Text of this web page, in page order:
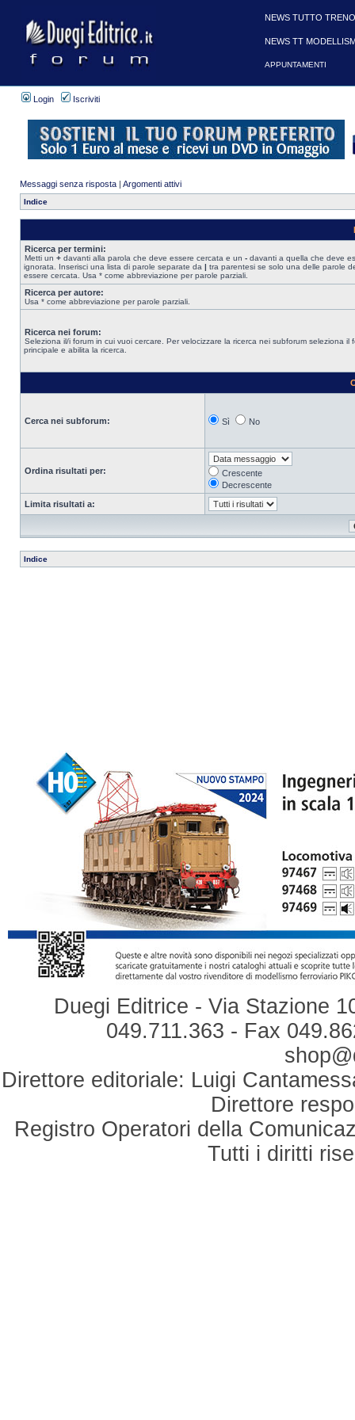
Login Iscriviti
Messaggi senza risposta | Argomenti attivi
Indice
Ricerca per termini:
Metti un + davanti alla parola che deve essere cercata e un - davanti a quella che deve
ignorata. Inserisci una lista di parole separate da | tra parentesi se solo una delle parole
essere cercata. Usa * come abbreviazione per parole parziali.
Ricerca per autore:
Usa * come abbreviazione per parole parziali.
Ricerca nei forum:
Seleziona il/i forum in cui vuoi cercare. Per velocizzare la ricerca nei subforum seleziona il
principale e abilita la ricerca.
Cerca nei subforum: Sì No
Ordina risultati per:
Crescente
Decrescente
Limita risultati a:
Indice
Duegi Editrice - Via Stazione
049.711.363 - Fax
Direttore editoriale: Luigi
Direttore
Registro Operatori della
Tutti i diritti
NEWS TUTTO
NEWS TT
APPUNTAMENTI